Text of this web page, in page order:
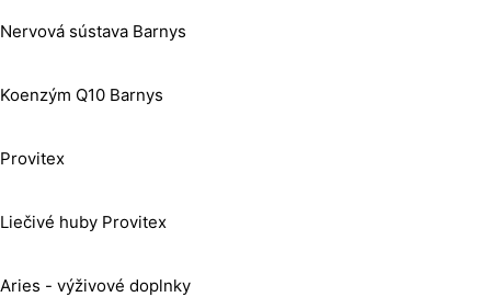
Nervová sústava Barnys
Koenzým Q10 Barnys
Provitex
Liečivé huby Provitex
Aries - výživové doplnky